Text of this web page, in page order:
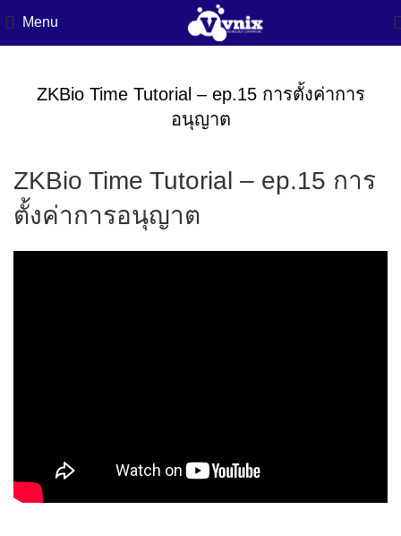
Menu
ZKBio Time Tutorial – ep.15 การตั้งค่าการ
อนุญาต
ZKBio Time Tutorial – ep.15 การ
ตั้งค่าการอนุญาต